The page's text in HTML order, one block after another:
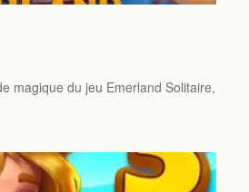
magique du jeu Emerland Solitaire,